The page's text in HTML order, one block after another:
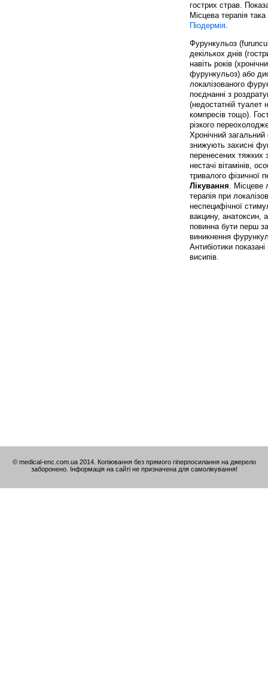
гострих страв.
Місцева терапія
Піодермія.
Фурункульоз
декількох днів
навіть років
фурункульоз) або
локалізованого
поєднанні з
(недостатній туалет
компресів тощо).
різкого
Хронічний
знижують захисні
перенесених тяжких
нестачі вітамінів,
тривалого фізичної
Лікування. Місцеве
терапія при
неспецифічної
вакцину, анатоксин,
повинна бути перш
виникнення
Антибіотики
висипів.
© medical-enc.com.ua 2014. Копіювання без прямого гіперпосилання на джерело
заборонено. Інформація на сайті не призначена для самолікування!